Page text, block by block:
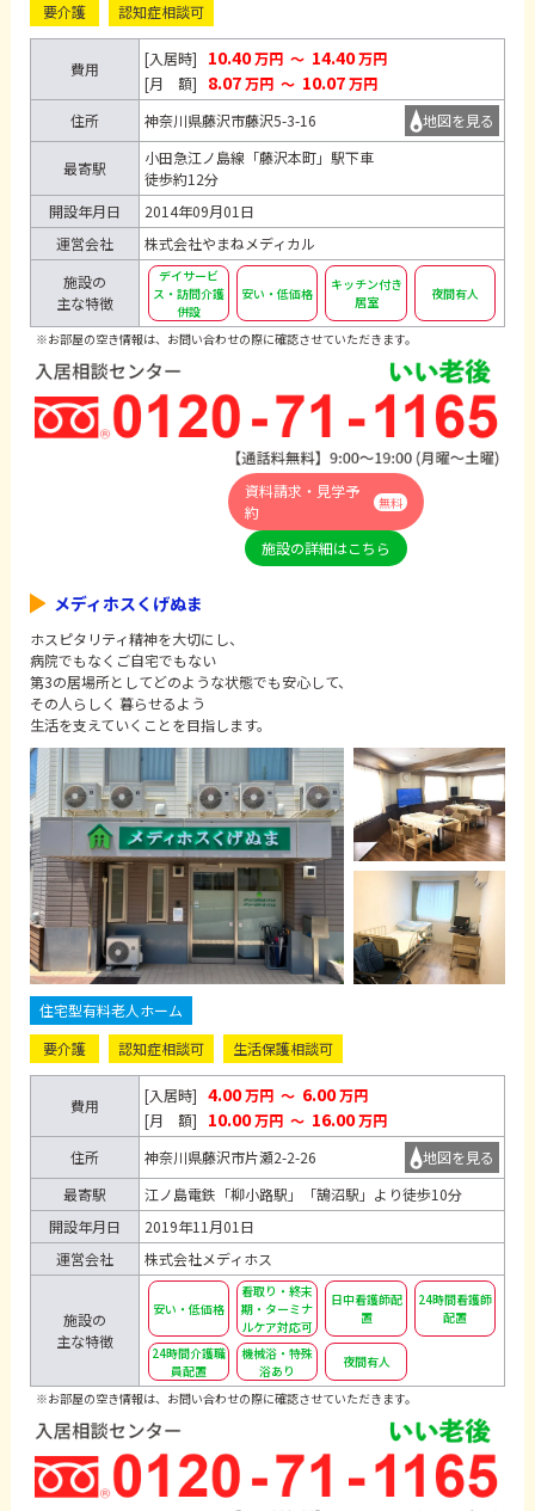
要介護
認知症相談可
費用
[入居時] 10.40万円 ～ 14.40万円
[月 額]
8.07万円 ～ 10.07万円
住所
神奈川県藤沢市藤沢5-3-16 地図を見る
最寄駅
小田急江ノ島線「藤沢本町」駅下車
徒歩約12分
開設年月日
2014年09月01日
運営会社
株式会社やまねメディカル
施設の
主な特徴
デイサービ
ス・訪問介護
併設
安い・低価格
キッチン付き
居室
夜間有人
※お部屋の空き情報は、お問い合わせの際に確認させていただきます。
資料請求・見学予
約
無料
施設の詳細はこちら
メディホスくげぬま
ホスピタリティ精神を⼤切にし、
病院でもなくご⾃宅でもない
第3の居場所としてどのような状態でも安⼼して、
その⼈らしく 暮らせるよう
⽣活を⽀えていくことを⽬指します。
住宅型有料老人ホーム
要介護
認知症相談可 生活保護相談可
費用
[入居時] 4.00万円 ～ 6.00万円
[月 額]
10.00万円 ～ 16.00万円
住所
神奈川県藤沢市片瀬2-2-26
地図を見る
最寄駅
江ノ島電鉄「柳小路駅」「鵠沼駅」より徒歩10分
開設年月日
2019年11月01日
運営会社
株式会社メディホス
施設の
主な特徴
安い・低価格
看取り・終末
期・ターミナ
ルケア対応可
日中看護師配
置
24時間看護師
配置
24時間介護職
員配置
機械浴・特殊
浴あり
夜間有人
※お部屋の空き情報は、お問い合わせの際に確認させていただきます。